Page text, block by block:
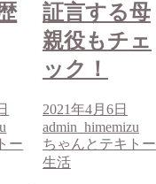
ー
信！無料で
動画を視聴
するには...
2021年12月23日
admin_himemizu
ちゃんとテキトー
生活